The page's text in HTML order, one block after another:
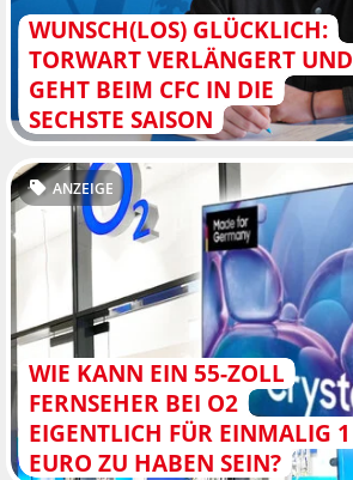
WUNSCH(LOS) GLÜCKLICH:
TORWART VERLÄNGERT UND
GEHT BEIM CFC IN DIE
SECHSTE SAISON
WIE KANN EIN 55-ZOLL
FERNSEHER BEI O2
EIGENTLICH FÜR EINMALIG 1
EURO ZU HABEN SEIN?
ANZEIGE